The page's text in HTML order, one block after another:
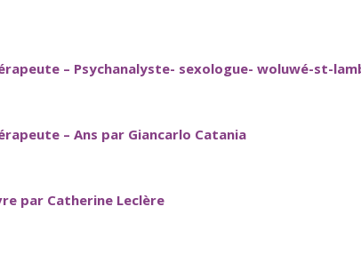
– Psychanalyste- sexologue- woluwé-st-
– Ans par Giancarlo Catania
par Catherine Leclère